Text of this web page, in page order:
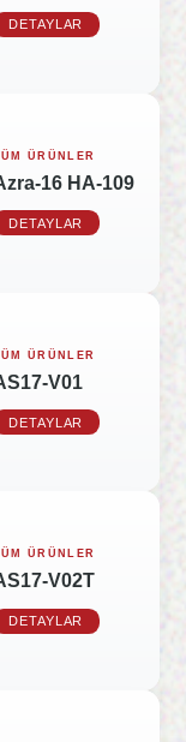
DETAYLAR
ÜRÜNLER
16 HA-109
DETAYLAR
ÜRÜNLER
V01
DETAYLAR
ÜRÜNLER
V02T
DETAYLAR